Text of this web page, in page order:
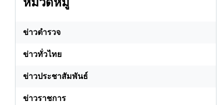
ข่าวตำรวจ
ข่าวทั่วไทย
ข่าวประชาสัมพันธ์
ข่าวราชการ